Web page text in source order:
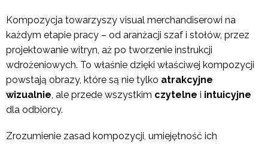
Kompozycja towarzyszy visual merchandiserowi na
każdym etapie pracy – od aranżacji szaf i stołów, przez
projektowanie witryn, aż po tworzenie instrukcji
wdrożeniowych. To właśnie dzięki właściwej kompozycji
powstają obrazy, które są nie tylko atrakcyjne
wizualnie, ale przede wszystkim czytelne i intuicyjne
dla odbiorcy.
Zrozumienie zasad kompozycji, umiejętność ich